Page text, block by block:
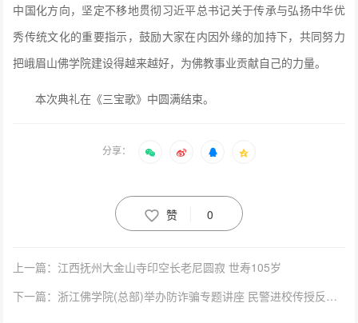
中国化方向，坚定不移地贯彻习近平总书记关于传承与弘扬中华优
秀传统文化的重要指示，鼓励大家在内因外缘的加持下，共同努力
把峨眉山佛学院建设得越来越好，为佛教事业贡献自己的力量。
本次典礼在《三宝歌》中圆满结束。
分享：
赞 0
上一篇：江西抚州大金山寺印空长老尼圆寂 世寿105岁
下一篇：浙江佛学院(总部)举办防诈骗专题讲座 民警进校传授反诈技能